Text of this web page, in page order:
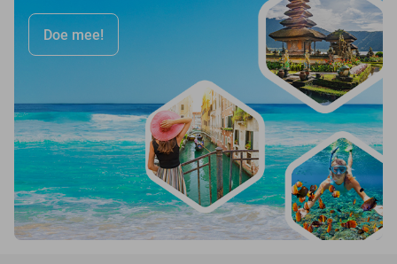
Doe mee!